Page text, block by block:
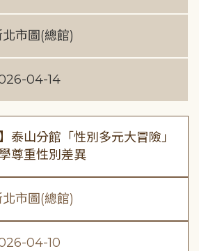
北市圖(總館)
04-14
】泰山分館「性別多元大冒險」
尊重性別差異
市圖(總館)
04-10